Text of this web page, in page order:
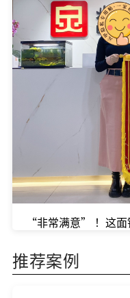
“非常满意” ！这
推荐案例